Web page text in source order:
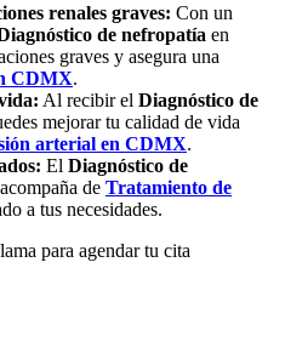
renales graves: Con un
de nefropatía en
graves y asegura una
CDMX.
Al recibir el Diagnóstico de
mejorar tu calidad de vida
arterial en CDMX.
El Diagnóstico de
de Tratamiento de
a tus necesidades.
para agendar tu cita